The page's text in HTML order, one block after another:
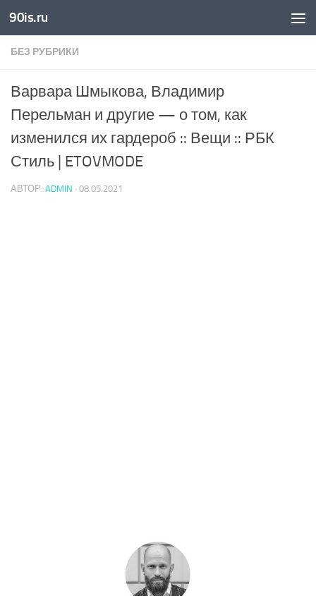
Skip to content
90is.ru
БЕЗ РУБРИКИ
Варвара Шмыкова, Владимир
Перельман и другие — о том, как
изменился их гардероб :: Вещи :: РБК
Стиль | ETOVMODE
АВТОР: ADMIN · 08.05.2021